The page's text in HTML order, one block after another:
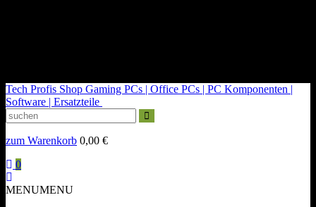
Tech Profis Shop Gaming PCs | Office PCs | PC Komponenten |
Software | Ersatzteile
zum Warenkorb 0,00 €
0
MENUMENU